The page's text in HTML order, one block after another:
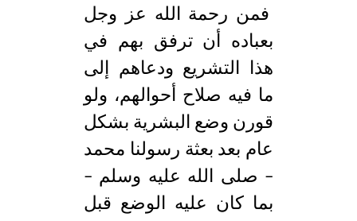
فمن رحمة الله عز وجل
بعباده أن ترفق بهم في
هذا التشريع ودعاهم إلى
ما فيه صلاح أحوالهم، ولو
قورن وضع البشرية بشكل
عام بعد بعثة رسولنا محمد
– صلى الله عليه وسلم –
بما كان عليه الوضع قبل